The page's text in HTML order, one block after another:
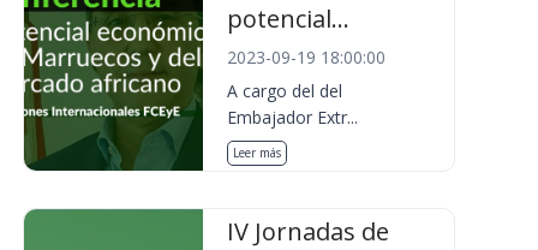
potencial...
2023-09-19 18:00:00
A cargo del del
Embajador Extr...
Leer más
IV Jornadas de